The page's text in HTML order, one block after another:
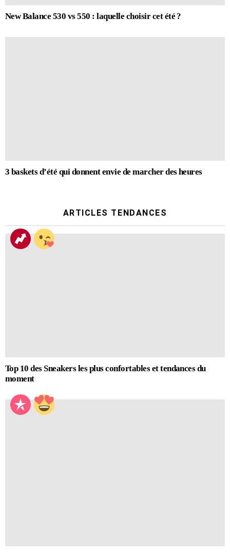
New Balance 530 vs 550 : laquelle choisir cet été ?
3 baskets d’été qui donnent envie de marcher des heures
ARTICLES TENDANCES
Top 10 des Sneakers les plus confortables et tendances du
moment